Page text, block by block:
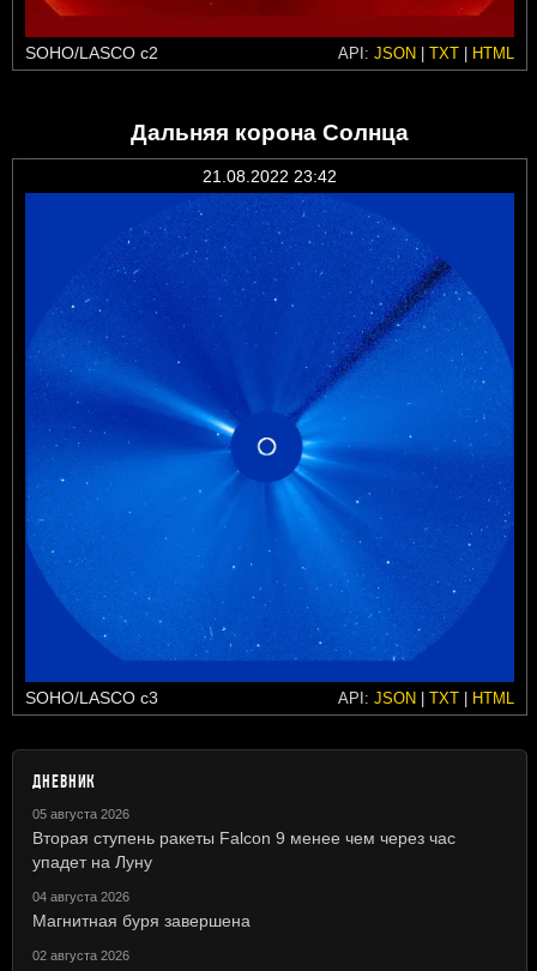
SOHO/LASCO c2 API: JSON | TXT | HTML
Дальняя корона Солнца
21.08.2022 23:42
SOHO/LASCO c3 API: JSON | TXT | HTML
ДНЕВНИК
05 августа 2026
Вторая ступень ракеты Falcon 9 менее чем через час
упадет на Луну
04 августа 2026
Магнитная буря завершена
02 августа 2026